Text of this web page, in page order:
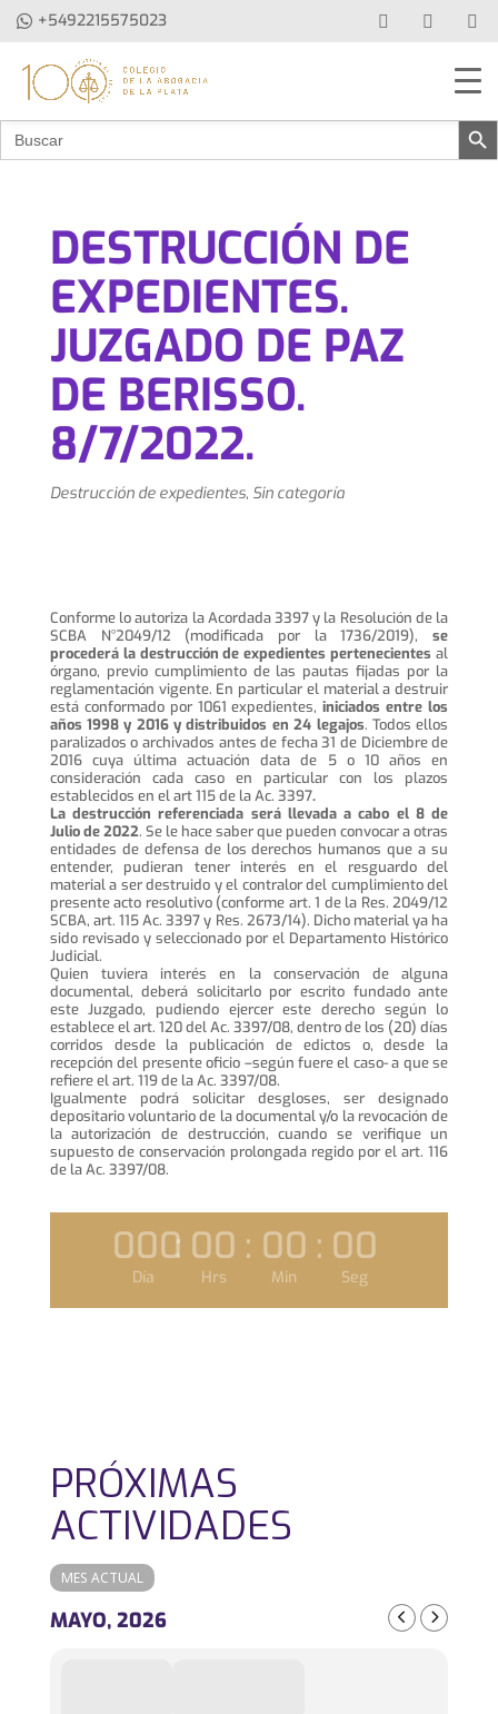
+5492215575023
Buscar: Botón de
DESTRUCCIÓN DE
EXPEDIENTES.
JUZGADO DE PAZ
DE BERISSO.
8/7/2022.
Destrucción de expedientes, Sin categoría
Conforme lo autoriza la Acordada 3397 y la Resolución de la
SCBA N°2049/12 (modificada por la 1736/2019),se
procederá la destrucción de expedientes pertenecientes al
órgano, previo cumplimiento de las pautas fijadas por la
reglamentación vigente. En particular el material a destruir
está conformado por 1061 expedientes,iniciados entre los
años 1998 y 2016 y distribuidos en 24 legajos. Todos ellos
paralizados o archivados antes de fecha 31 de Diciembre de
2016 cuya última actuación data de 5 o 10 años en
consideración cada caso en particular con los plazos
establecidos en el art 115 de la Ac. 3397.
La destrucción referenciada será llevada a cabo el 8 de
Julio de 2022. Se le hace saber que pueden convocar a otras
entidades de defensa de los derechos humanos que a su
entender, pudieran tener interés en el resguardo del
material a ser destruido y el contralor del cumplimiento del
presente acto resolutivo (conforme art. 1 de la Res. 2049/12
SCBA, art. 115 Ac. 3397 y Res. 2673/14). Dicho material ya ha
sido revisado y seleccionado por el Departamento Histórico
Judicial.
Quien tuviera interés en la conservación de alguna
documental, deberá solicitarlo por escrito fundado ante
este Juzgado, pudiendo ejercer este derecho según lo
establece el art. 120 del Ac. 3397/08, dentro de los (20) días
corridos desde la publicación de edictos o, desde la
recepción del presente oficio –según fuere el caso- a que se
refiere el art. 119 de la Ac. 3397/08.
Igualmente podrá solicitar desgloses, ser designado
depositario voluntario de la documental y/o la revocación de
la autorización de destrucción, cuando se verifique un
supuesto de conservación prolongada regido por el art. 116
de la Ac. 3397/08.
000
Día
: 00
Hrs
: 00
Min
: 00
Seg
PRÓXIMAS
ACTIVIDADES
MES ACTUAL
MAYO, 2026